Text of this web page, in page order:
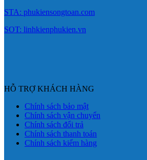
STA: phukiensongtoan.com
SOT: linhkienphukien.vn
HỖ TRỢ KHÁCH HÀNG
Chính sách bảo mật
Chính sách vận chuyển
Chính sách đổi trả
Chính sách thanh toán
Chính sách kiểm hàng